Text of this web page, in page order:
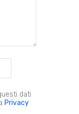
dati
Privacy